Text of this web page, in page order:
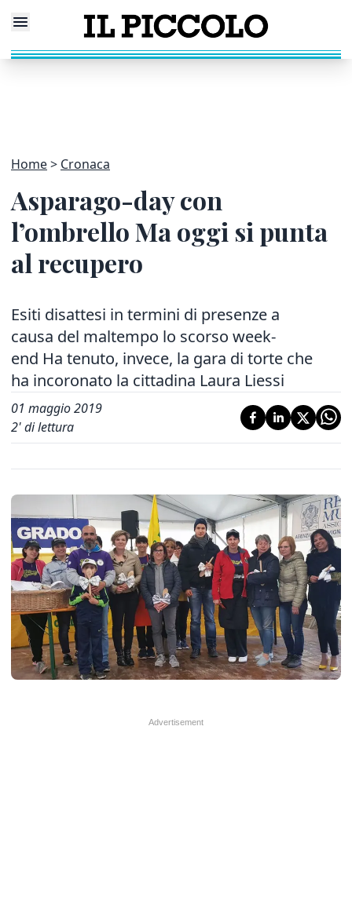
Home Cronaca
Asparago-day con
l’ombrello Ma oggi si punta
al recupero
Esiti disattesi in termini di presenze a
causa del maltempo lo scorso week-
end Ha tenuto, invece, la gara di torte che
ha incoronato la cittadina Laura Liessi
01 maggio 2019
2' di lettura